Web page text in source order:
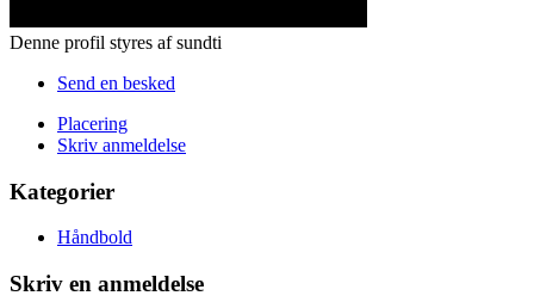
Denne profil styres af sundti
Send en besked
Placering
Skriv anmeldelse
Kategorier
Håndbold
Skriv en anmeldelse